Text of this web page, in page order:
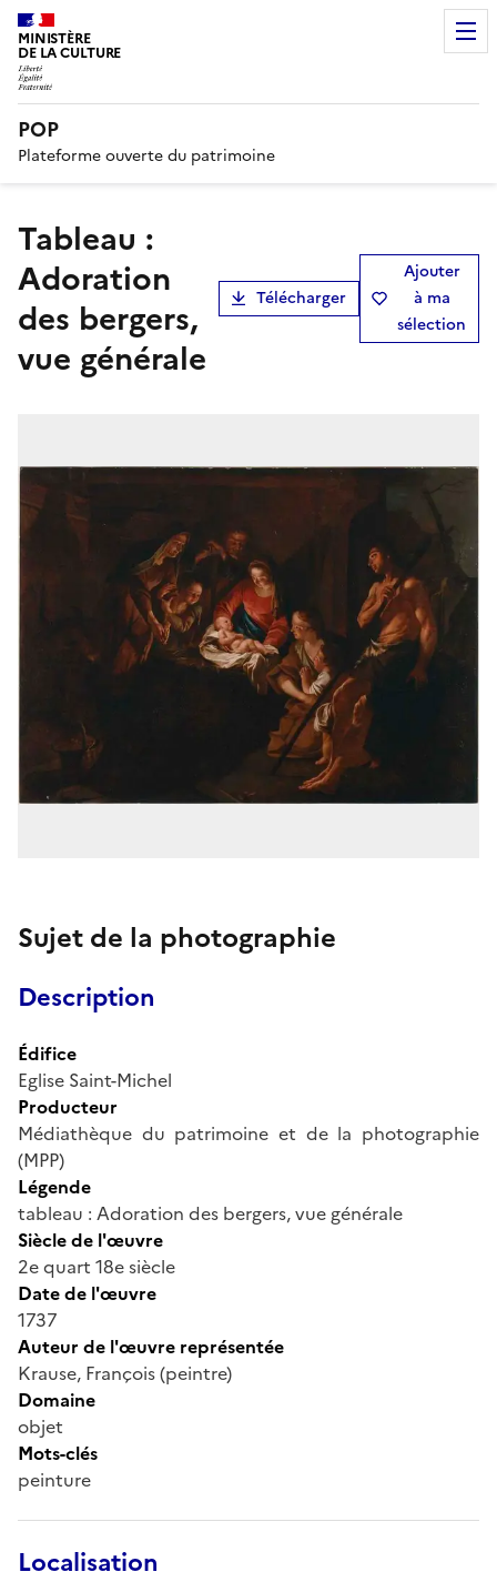
MINISTÈRE
DE LA CULTURE
POP
Plateforme ouverte du patrimoine
tableau :
Adoration
des bergers,
vue générale
Télécharger
Ajouter
à ma
sélection
Sujet de la photographie
Description
Édifice
Eglise Saint-Michel
Producteur
Médiathèque du patrimoine et de la photographie
(MPP)
Légende
tableau : Adoration des bergers, vue générale
Siècle de l'œuvre
2e quart 18e siècle
Date de l'œuvre
1737
Auteur de l'œuvre représentée
Krause, François (peintre)
Domaine
objet
Mots-clés
peinture
Localisation